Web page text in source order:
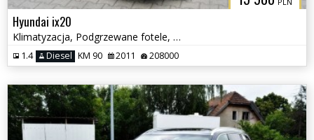
Hyundai ix20
Klimatyzacja, Podgrzewane fotele, Serwisowany
1.4 Diesel KM 90 2011 208000